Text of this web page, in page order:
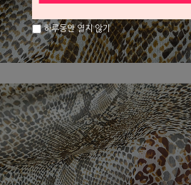
하루동안 열지 않기